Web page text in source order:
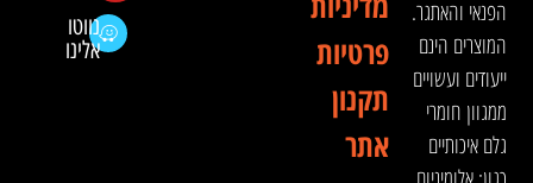
הפנאי והאתגר.
המוצרים הינם
ייעודים ועשויים
ממגוון חומרי
גלם איכותיים
פרטיות
תקנון
אתר
נווטו
אלינו